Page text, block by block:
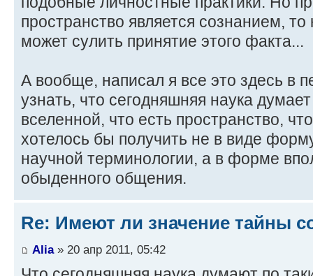
пространство является сознанием, то
может сулить принятие этого факта...
А вообще, написал я все это здесь в
узнать, что сегодняшняя наука
вселенной, что есть пространство,
хотелось бы получить не в виде
научной терминологии, а в форме
обыденного общения.
Re: Имеют ли значение тайны
Alia» 20 апр 2011, 05:42